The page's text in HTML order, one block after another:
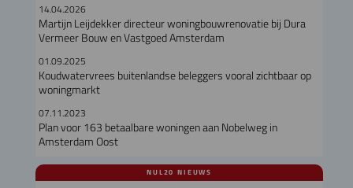
14.04.2026
Martijn Leijdekker directeur woningbouwrenovatie bij Dura
Vermeer Bouw en Vastgoed Amsterdam
01.09.2025
Koudwatervrees buitenlandse beleggers vooral zichtbaar op
woningmarkt
07.11.2023
Plan voor 163 betaalbare woningen aan Nobelweg in
Amsterdam Oost
NUL20 NIEUWS